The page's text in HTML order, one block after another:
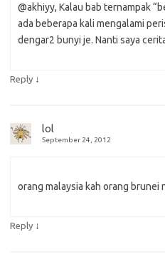
@akhiyy, Kalau bab ternampak
ada beberapa kali mengalami
dengar2 bunyi je. Nanti saya
Reply ↓
lol
September 24, 2012
orang malaysia kah orang brunei
Reply ↓